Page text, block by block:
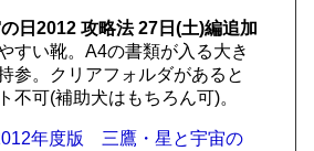
日2012 攻略法 27日(土)編追加
すい靴。A4の書類が入る大き
参。クリアフォルダがあると
不可(補助犬はもちろん可)。
年度版 三鷹・星と宇宙の